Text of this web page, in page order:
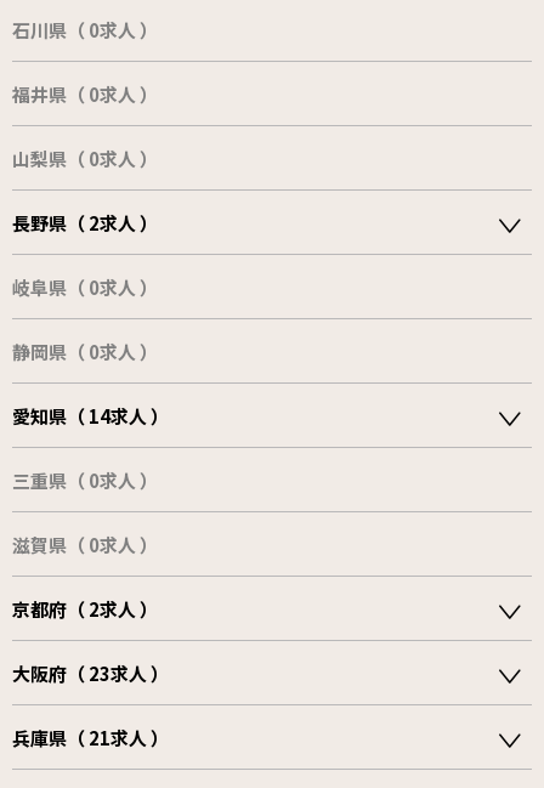
石川県（ 0求人 ）
福井県（ 0求人 ）
山梨県（ 0求人 ）
長野県（ 2求人 ）
岐阜県（ 0求人 ）
静岡県（ 0求人 ）
愛知県（ 14求人 ）
三重県（ 0求人 ）
滋賀県（ 0求人 ）
京都府（ 2求人 ）
大阪府（ 23求人 ）
兵庫県（ 21求人 ）